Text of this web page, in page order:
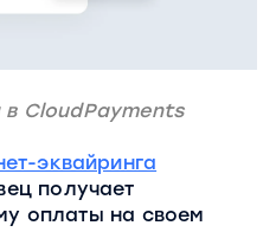
CloudPayments
эквайринга
получает
оплаты на своем